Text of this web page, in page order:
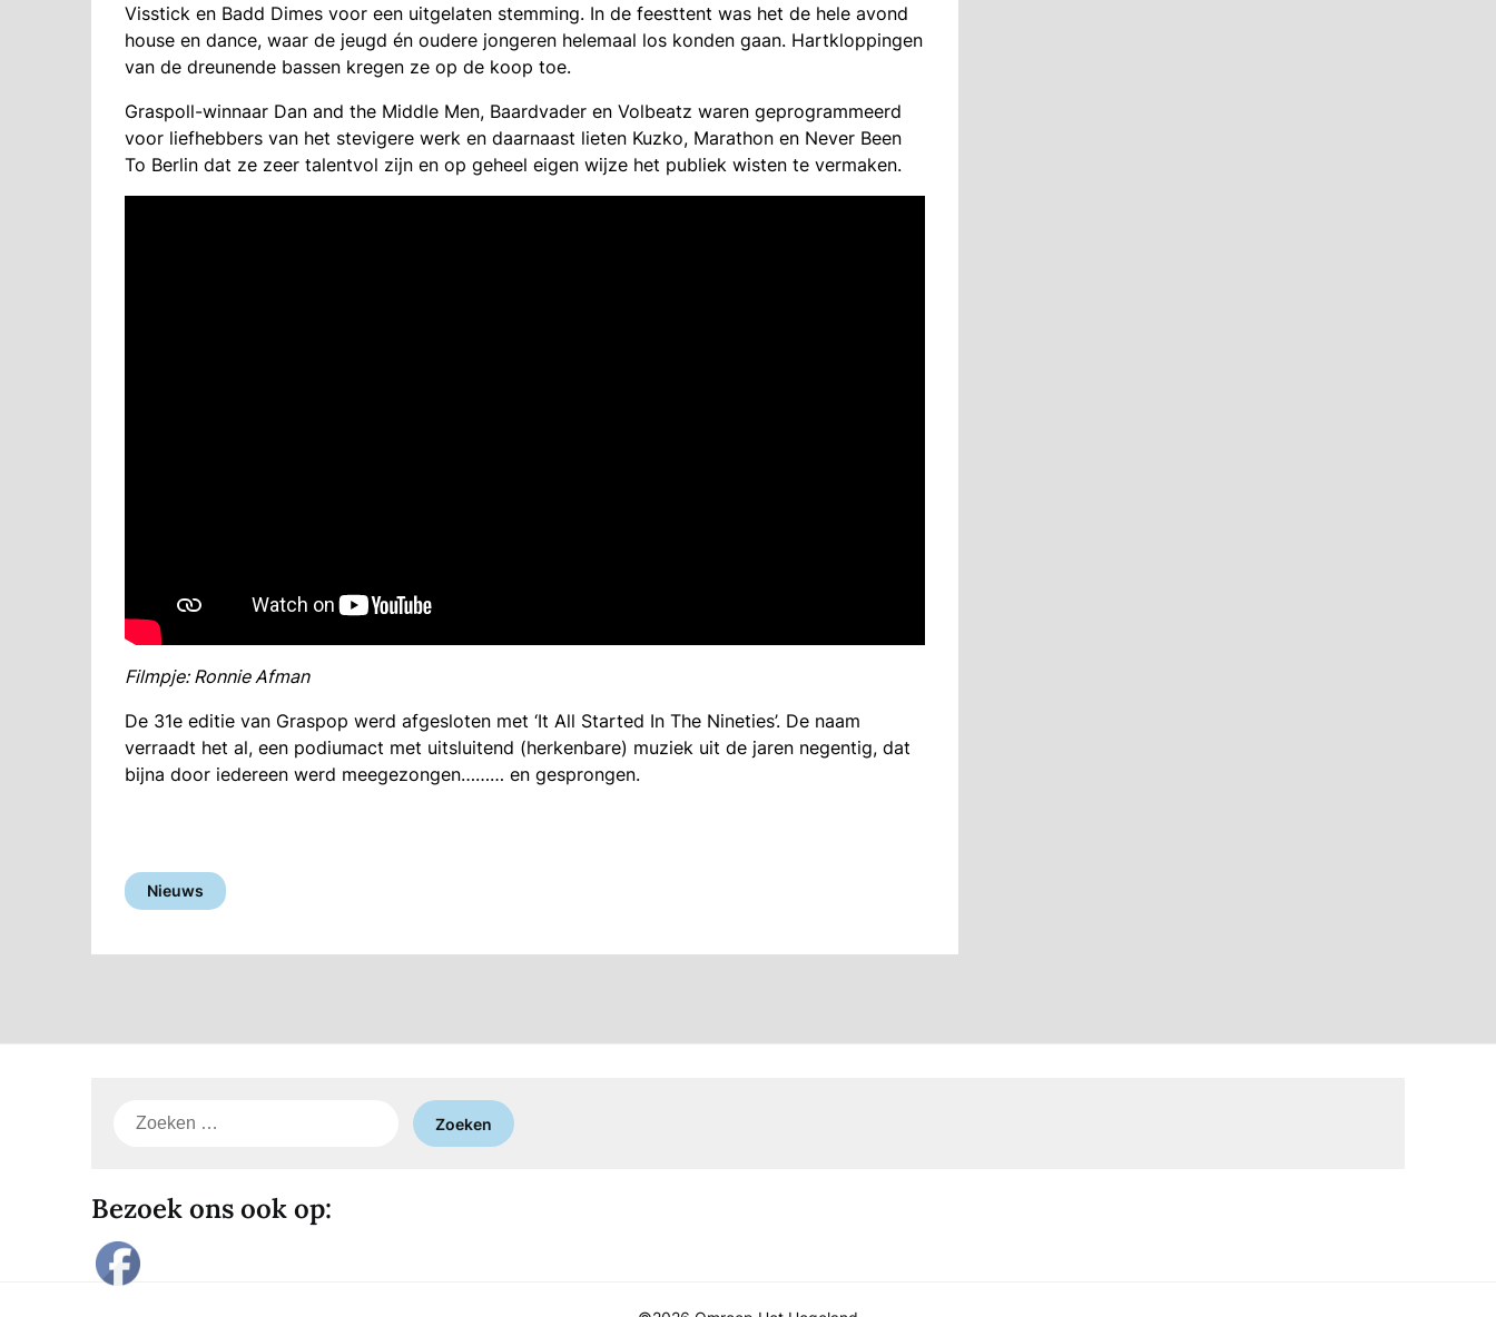
Visstick en Badd Dimes voor een uitgelaten stemming. In de feesttent was het de hele avond
house en dance, waar de jeugd én oudere jongeren helemaal los konden gaan. Hartkloppingen
van de dreunende bassen kregen ze op de koop toe.
Graspoll-winnaar Dan and the Middle Men, Baardvader en Volbeatz waren geprogrammeerd
voor liefhebbers van het stevigere werk en daarnaast lieten Kuzko, Marathon en Never Been
To Berlin dat ze zeer talentvol zijn en op geheel eigen wijze het publiek wisten te vermaken.
Filmpje: Ronnie Afman
De 31e editie van Graspop werd afgesloten met ‘It All Started In The Nineties’. De naam
verraadt het al, een podiumact met uitsluitend (herkenbare) muziek uit de jaren negentig, dat
bijna door iedereen werd meegezongen……… en gesprongen.
Nieuws
Zoeken
Bezoek ons ook op: